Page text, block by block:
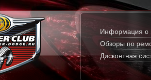
Информация о
Обзоры по
Дисконтная